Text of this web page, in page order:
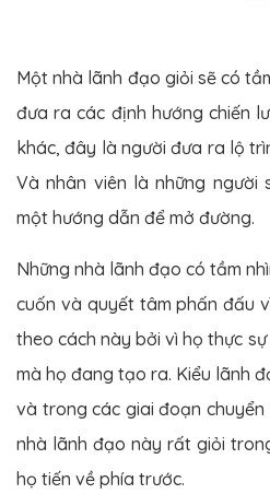
Một nhà lãnh đạo giỏi sẽ có
đưa ra các định hướng chiến
khác, đây là người đưa ra lộ
Và nhân viên là những người
một hướng dẫn để mở đường.
Những nhà lãnh đạo có tầm
cuốn và quyết tâm phấn đấu
theo cách này bởi vì họ thực
mà họ đang tạo ra. Kiểu lãnh
và trong các giai đoạn
nhà lãnh đạo này rất giỏi
họ tiến về phía trước.